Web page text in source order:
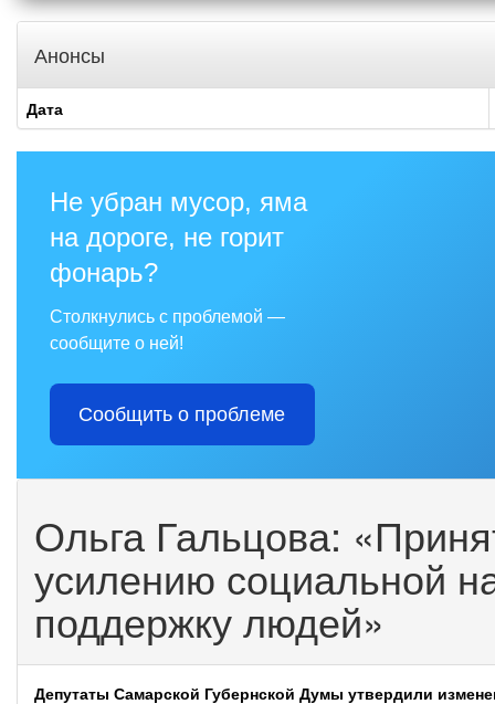
Анонсы
Дата
Не убран мусор, яма
на дороге, не горит
фонарь?
Столкнулись с проблемой —
сообщите о ней!
Сообщить о проблеме
Ольга Гальцова:
усилению социальной
поддержку людей»
Депутаты Самарской Губернской Думы утвердили